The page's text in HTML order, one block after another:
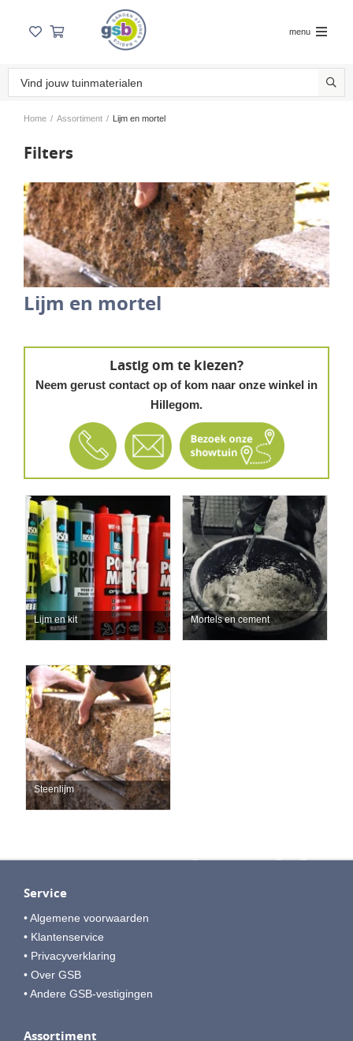
menu
Home / Assortiment / Lijm en mortel
Filters
Lijm en mortel
Lastig om te kiezen?
Neem gerust contact op of kom naar onze winkel in
Hillegom.
Lijm en kit Mortels en cement
Steenlijm
Service
• Algemene voorwaarden
• Klantenservice
• Privacyverklaring
• Over GSB
• Andere GSB-vestigingen
Assortiment